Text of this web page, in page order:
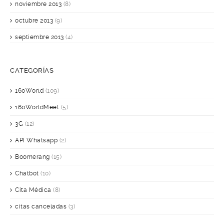
noviembre 2013 (8)
octubre 2013 (9)
septiembre 2013 (4)
CATEGORÍAS
160World (109)
160WorldMeet (5)
3G (12)
API Whatsapp (2)
Boomerang (15)
Chatbot (10)
Cita Médica (8)
citas canceladas (3)